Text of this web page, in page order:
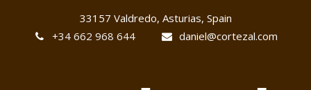
33157 Valdredo, Asturias, Spain
+34 662 968 644
daniel@cortezal.co​m